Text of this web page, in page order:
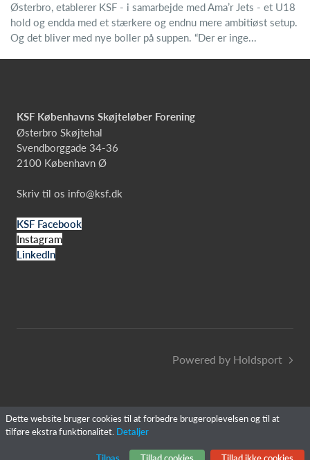
Østerbro, etablerer KSF - i samarbejde med Ama’r Jets - et U18
hold og endda med et stærkere og endnu mere ambitiøst setup.
Og det bliver med nye boller på suppen. “Der er inge...
KSF Københavns Skøjteløber Forening
Østerbro Skøjtehal
Svendborggade 34-36
2100 København Ø
Skriv til os info@ksf.dk
KSF Facebook
Instagram
LinkedIn
Powered by Holdsport
Dette website bruger cookies til at forbedre brugeroplevelsen og til at
tilføre ekstra funktionalitet. Detaljer